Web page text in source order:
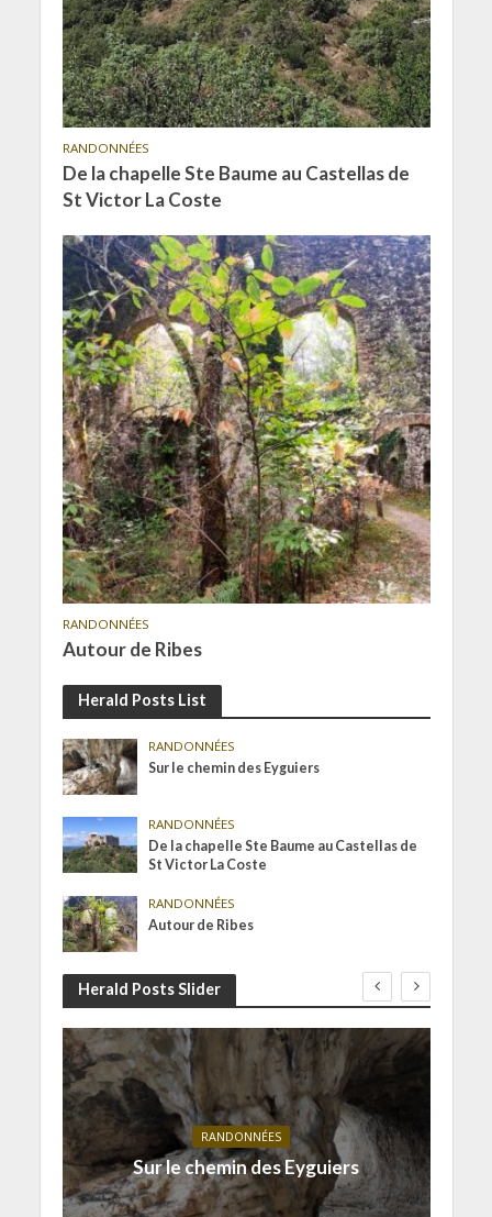
RANDONNÉES
De la chapelle Ste Baume au Castellas de
St Victor La Coste
RANDONNÉES
Autour de Ribes
Herald Posts List
RANDONNÉES
Sur le chemin des Eyguiers
RANDONNÉES
De la chapelle Ste Baume au Castellas de
St Victor La Coste
RANDONNÉES
Autour de Ribes
Herald Posts Slider
RANDONNÉES
Sur le chemin des Eyguiers